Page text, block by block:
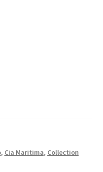
, Cia Maritima, Collection